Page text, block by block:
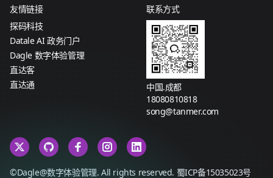
友情链接
探码科技
Datale AI 政务门户
Dagle 数字体验管理
直达客
直达通
联系方式
中国.成都
18080810818
song@tanmer.com
©Dagle@数字体验管理. All rights reserved. 蜀ICP备15035023号